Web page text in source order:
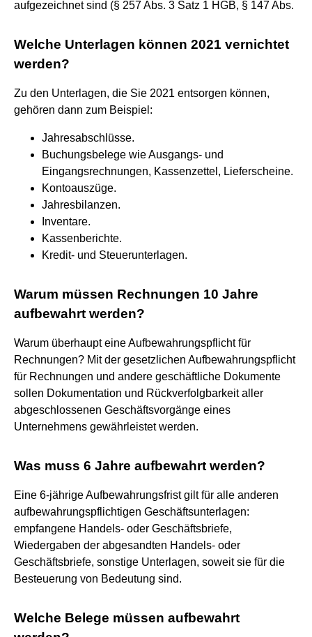
aufgezeichnet sind (§ 257 Abs. 3 Satz 1 HGB, § 147 Abs.
Welche Unterlagen können 2021 vernichtet
werden?
Zu den Unterlagen, die Sie 2021 entsorgen können,
gehören dann zum Beispiel:
Jahresabschlüsse.
Buchungsbelege wie Ausgangs- und
Eingangsrechnungen, Kassenzettel, Lieferscheine.
Kontoauszüge.
Jahresbilanzen.
Inventare.
Kassenberichte.
Kredit- und Steuerunterlagen.
Warum müssen Rechnungen 10 Jahre
aufbewahrt werden?
Warum überhaupt eine Aufbewahrungspflicht für
Rechnungen? Mit der gesetzlichen Aufbewahrungspflicht
für Rechnungen und andere geschäftliche Dokumente
sollen Dokumentation und Rückverfolgbarkeit aller
abgeschlossenen Geschäftsvorgänge eines
Unternehmens gewährleistet werden.
Was muss 6 Jahre aufbewahrt werden?
Eine 6-jährige Aufbewahrungsfrist gilt für alle anderen
aufbewahrungspflichtigen Geschäftsunterlagen:
empfangene Handels- oder Geschäftsbriefe,
Wiedergaben der abgesandten Handels- oder
Geschäftsbriefe, sonstige Unterlagen, soweit sie für die
Besteuerung von Bedeutung sind.
Welche Belege müssen aufbewahrt